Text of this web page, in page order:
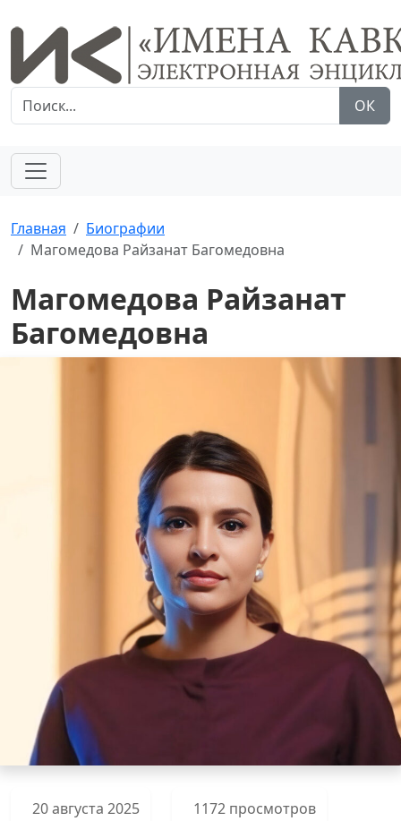
ОК
Главная
Биографии
Магомедова Райзанат Багомедовна
Магомедова Райзанат
Багомедовна
20 августа 2025 1172 просмотров